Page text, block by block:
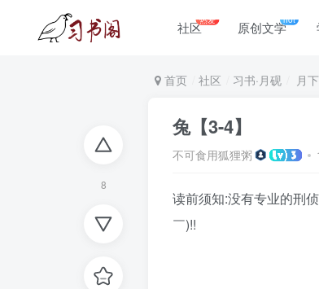
社区热爱 原创文学hot
8
首页 社区 习书·月砚 月
兔【3-4】
不可食用狐狸粥
读前须知:没有专业的刑
￣)!!